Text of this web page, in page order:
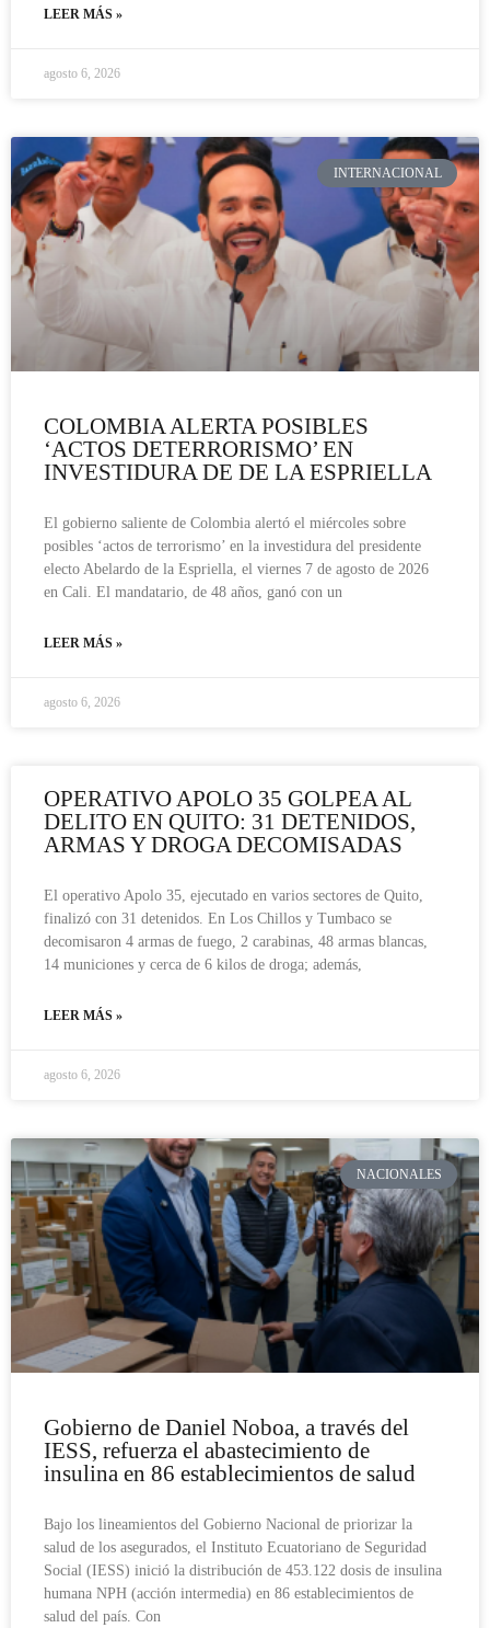
LEER MÁS »
agosto 6, 2026
INTERNACIONAL
COLOMBIA ALERTA POSIBLES
‘ACTOS DETERRORISMO’ EN
INVESTIDURA DE DE LA ESPRIELLA
El gobierno saliente de Colombia alertó el miércoles sobre
posibles ‘actos de terrorismo’ en la investidura del presidente
electo Abelardo de la Espriella, el viernes 7 de agosto de 2026
en Cali. El mandatario, de 48 años, ganó con un
LEER MÁS »
agosto 6, 2026
OPERATIVO APOLO 35 GOLPEA AL
DELITO EN QUITO: 31 DETENIDOS,
ARMAS Y DROGA DECOMISADAS
El operativo Apolo 35, ejecutado en varios sectores de Quito,
finalizó con 31 detenidos. En Los Chillos y Tumbaco se
decomisaron 4 armas de fuego, 2 carabinas, 48 armas blancas,
14 municiones y cerca de 6 kilos de droga; además,
LEER MÁS »
agosto 6, 2026
NACIONALES
Gobierno de Daniel Noboa, a través del
IESS, refuerza el abastecimiento de
insulina en 86 establecimientos de salud
Bajo los lineamientos del Gobierno Nacional de priorizar la
salud de los asegurados, el Instituto Ecuatoriano de Seguridad
Social (IESS) inició la distribución de 453.122 dosis de insulina
humana NPH (acción intermedia) en 86 establecimientos de
salud del país. Con